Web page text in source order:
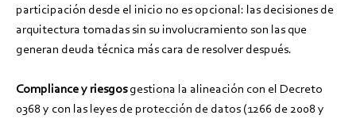
participación desde el inicio no es opcional: las decisiones de
arquitectura tomadas sin su involucramiento son las que
generan deuda técnica más cara de resolver después.
Compliance y riesgosgestiona la alineación con el Decreto
0368 y con las leyes de protección de datos (1266 de 2008 y